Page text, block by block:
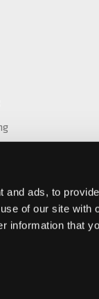
and ads, to
of our site with
information that